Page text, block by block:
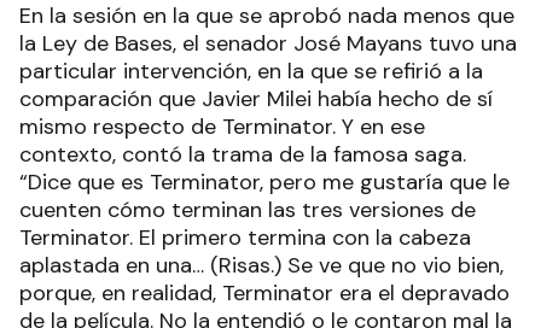
En la sesión en la que se aprobó nada menos que
la Ley de Bases, el senador José Mayans tuvo una
particular intervención, en la que se refirió a la
comparación que Javier Milei había hecho de sí
mismo respecto de Terminator. Y en ese
contexto, contó la trama de la famosa saga.
“Dice que es Terminator, pero me gustaría que le
cuenten cómo terminan las tres versiones de
Terminator. El primero termina con la cabeza
aplastada en una… (Risas.) Se ve que no vio bien,
porque, en realidad, Terminator era el depravado
de la película. No la entendió o le contaron mal la